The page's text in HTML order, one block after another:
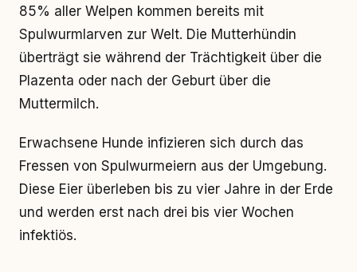
85% aller Welpen kommen bereits mit
Spulwurmlarven zur Welt. Die Mutterhündin
überträgt sie während der Trächtigkeit über die
Plazenta oder nach der Geburt über die
Muttermilch.
Erwachsene Hunde infizieren sich durch das
Fressen von Spulwurmeiern aus der Umgebung.
Diese Eier überleben bis zu vier Jahre in der Erde
und werden erst nach drei bis vier Wochen
infektiös.